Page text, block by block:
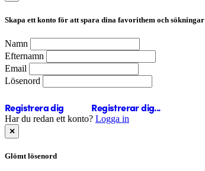
Skapa ett konto för att spara dina favorithem och sökningar
Namn
Efternamn
Email
Lösenord
Registrera dig Registrerar dig...
Har du redan ett konto? Logga in
×
Glömt lösenord